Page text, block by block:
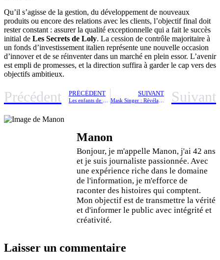
Qu’il s’agisse de la gestion, du développement de nouveaux
produits ou encore des relations avec les clients, l’objectif final doit
rester constant : assurer la qualité exceptionnelle qui a fait le succès
initial de Les Secrets de Loly. La cession de contrôle majoritaire à
un fonds d’investissement italien représente une nouvelle occasion
d’innover et de se réinventer dans un marché en plein essor. L’avenir
est empli de promesses, et la direction suffira à garder le cap vers des
objectifs ambitieux.
Précédent PRÉCÉDENT SUIVANT
Mask Singer : Révélation surprenante, l’identité secrète derrière le costume du Caillou enfin dévoilée Suivant
Manon
Bonjour, je m'appelle Manon, j'ai 42 ans
et je suis journaliste passionnée. Avec
une expérience riche dans le domaine
de l'information, je m'efforce de
raconter des histoires qui comptent.
Mon objectif est de transmettre la vérité
et d'informer le public avec intégrité et
créativité.
Laisser un commentaire